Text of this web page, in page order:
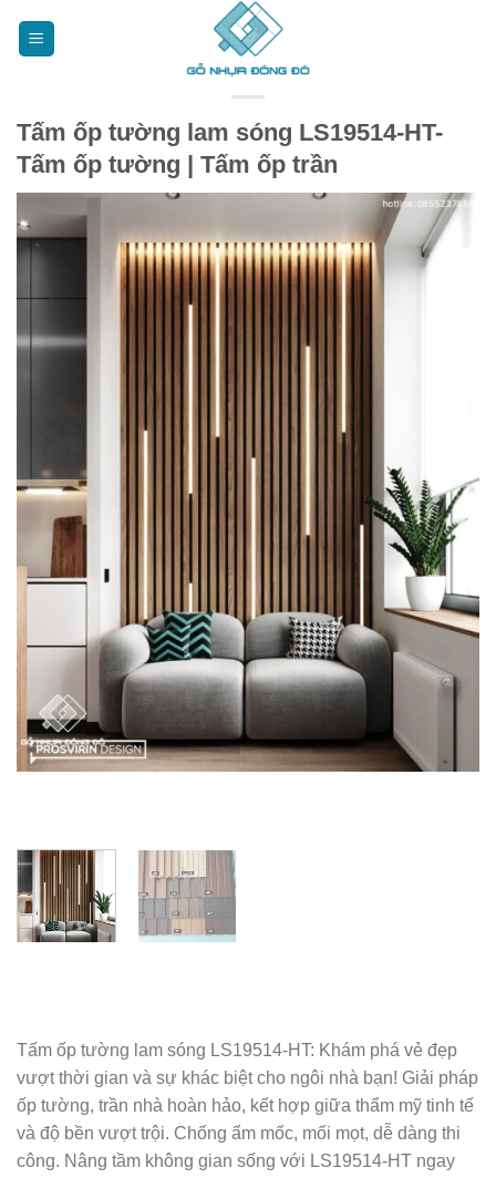
Tấm ốp tường lam sóng LS19514-HT-
Tấm ốp tường | Tấm ốp trần
Tấm ốp tường lam sóng LS19514-HT: Khám phá vẻ đẹp
vượt thời gian và sự khác biệt cho ngôi nhà bạn! Giải pháp
ốp tường, trần nhà hoàn hảo, kết hợp giữa thẩm mỹ tinh tế
và độ bền vượt trội. Chống ẩm mốc, mối mọt, dễ dàng thi
công. Nâng tầm không gian sống với LS19514-HT ngay